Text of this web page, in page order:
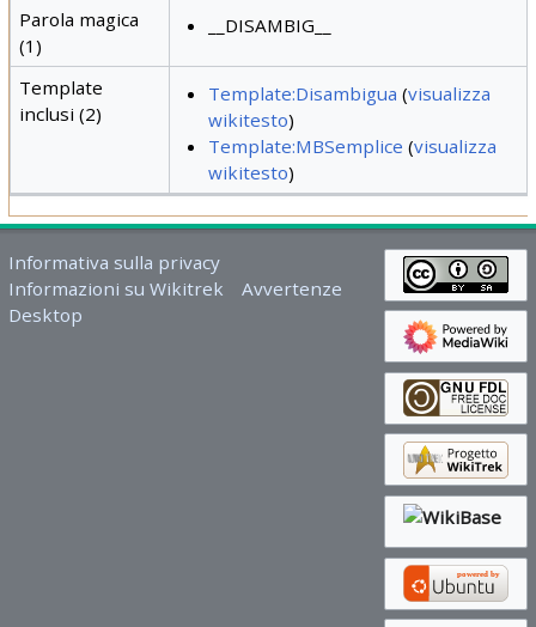
Parola magica
(1)
__DISAMBIG__
Template
inclusi (2)
Template:Disambigua (visualizza
wikitesto)
Template:MBSemplice (visualizza
wikitesto)
Informativa sulla privacy
Informazioni su Wikitrek
Avvertenze
Desktop